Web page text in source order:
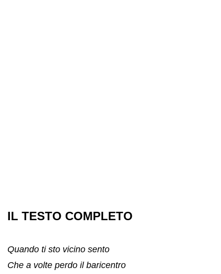
IL TESTO COMPLETO
Quando ti sto vicino sento
Che a volte perdo il baricentro